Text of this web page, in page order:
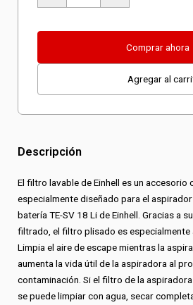
plisado
Comprar ahora
Agregar al
Descripción
El filtro lavable de Einhell es un accesorio
especialmente diseñado para el
batería TE-SV 18 Li de Einhell. Gracias a
filtrado, el filtro plisado es especialmente
Limpia el aire de escape mientras la
aumenta la vida útil de la aspiradora al
contaminación. Si el filtro de la
se puede limpiar con agua, secar